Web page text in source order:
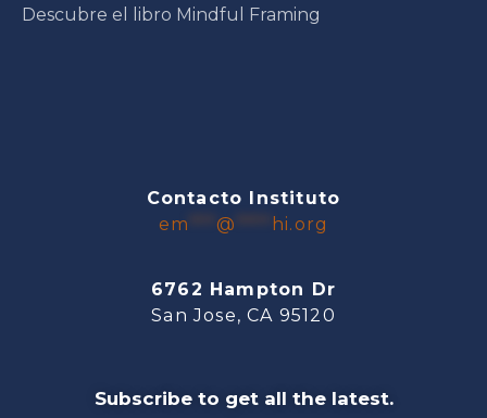
Descubre el libro Mindful Framing
Contacto Instituto
em
@ hi.org
6762 Hampton Dr
San Jose, CA 95120
Subscribe to get all the latest.